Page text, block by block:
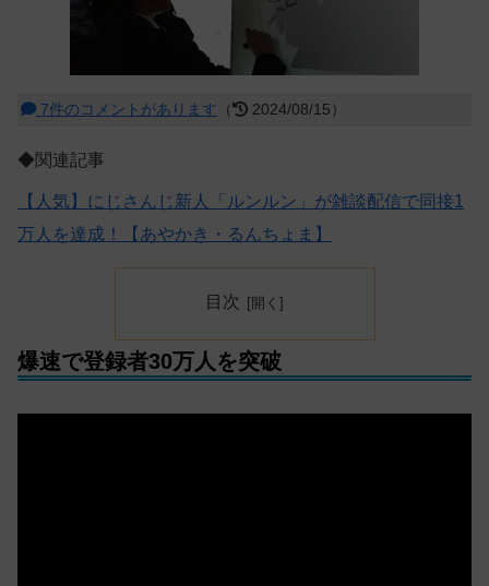
7件のコメントがあります （ 2024/08/15）
◆関連記事
【人気】にじさんじ新人「ルンルン」が雑談配信で同接1
万人を達成！【あやかき・るんちょま】
目次
爆速で登録者30万人を突破